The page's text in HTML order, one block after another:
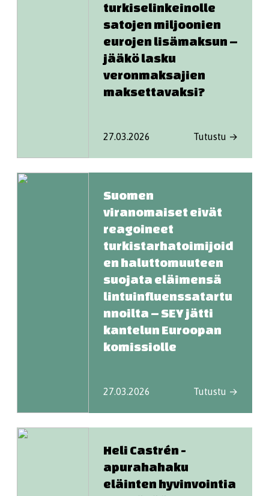
turkiselinkeinolle
satojen miljoonien
eurojen lisämaksun –
jääkö lasku
veronmaksajien
maksettavaksi?
27.03.2026 Tutustu →
Suomen
viranomaiset eivät
reagoineet
turkistarhatoimijoid
en haluttomuuteen
suojata eläimensä
lintuinfluenssatartu
nnoilta – SEY jätti
kantelun Euroopan
komissiolle
27.03.2026 Tutustu →
Heli Castrén -
apurahahaku
eläinten hyvinvointia